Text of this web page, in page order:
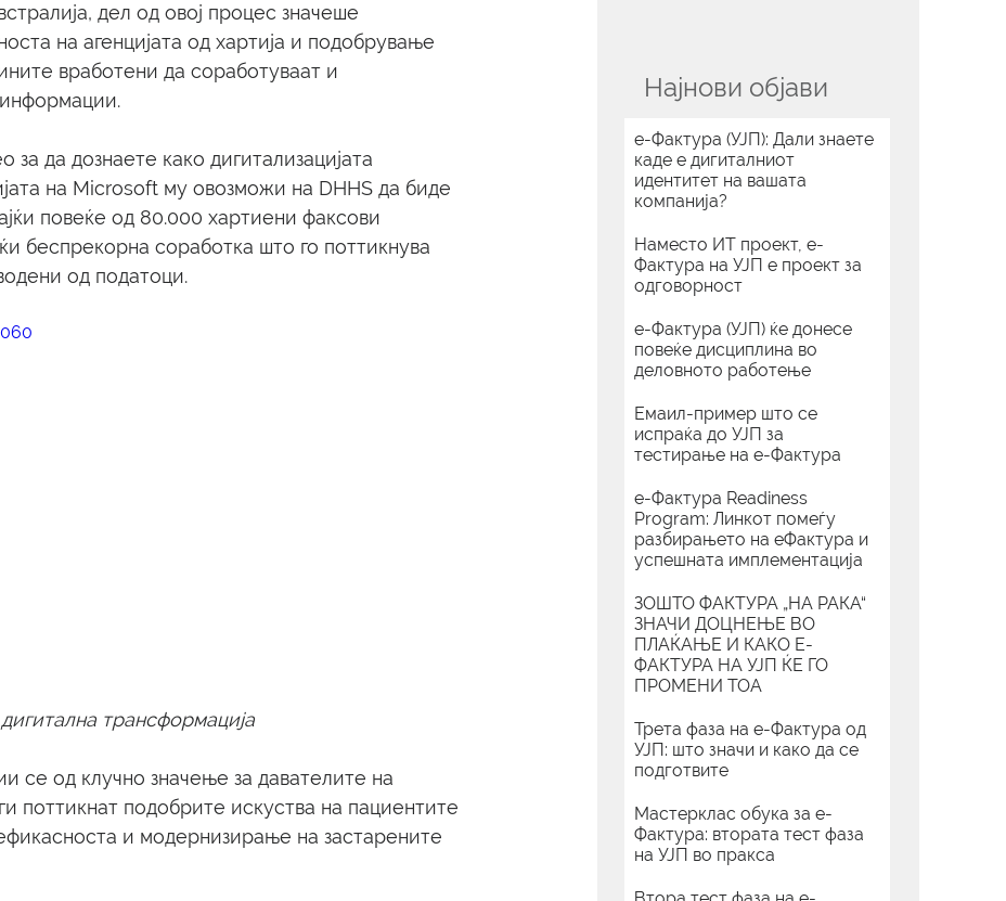
Најнови објави
е-Фактура (УЈП): Дали знаете
каде е дигиталниот
идентитет на вашата
компанија?
Наместо ИТ проект, е-
Фактура на УЈП е проект за
одговорност
е-Фактура (УЈП) ќе донесе
повеќе дисциплина во
деловното работење
Емаил-пример што се
испраќа до УЈП за
тестирање на е-Фактура
е-Фактура Readiness
Program: Линкот помеѓу
разбирањето на еФактура и
успешната имплементација
ЗОШТО ФАКТУРА „НА РАКА“
ЗНАЧИ ДОЦНЕЊЕ ВО
ПЛАЌАЊЕ И КАКО Е-
ФАКТУРА НА УЈП ЌЕ ГО
ПРОМЕНИ ТОА
Трета фаза на е-Фактура од
УЈП: што значи и како да се
подготвите
Мастерклас обука за е-
Фактура: втората тест фаза
на УЈП во пракса
дел од овој процес значеше
на агенцијата од хартија и подобрување
вработени да соработуваат и
за да дознаете како дигитализацијата
на Microsoft му овозможи на DHHS да биде
повеќе од 80.000 хартиени факсови
беспрекорна соработка што го поттикнува
од податоци.
трансформација
се од клучно значење за давателите на
поттикнат подобрите искуства на пациентите
и модернизирање на застарените